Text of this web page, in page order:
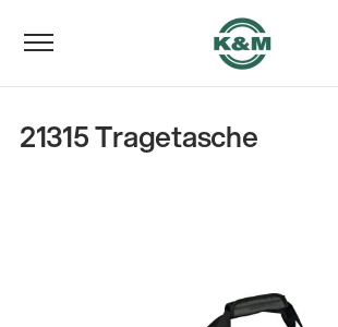
21315 Tragetasche